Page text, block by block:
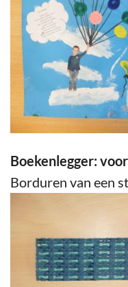
Boekenlegger:
Borduren van een